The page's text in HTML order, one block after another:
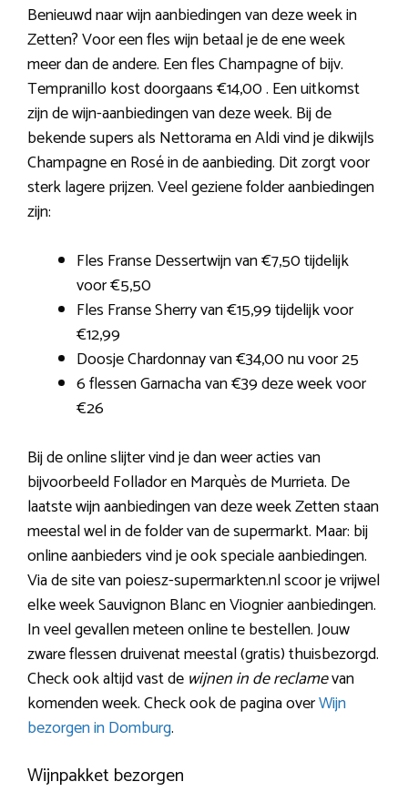
Benieuwd naar wijn aanbiedingen van deze week in
Zetten? Voor een fles wijn betaal je de ene week
meer dan de andere. Een fles Champagne of bijv.
Tempranillo kost doorgaans €14,00 . Een uitkomst
zijn de wijn-aanbiedingen van deze week. Bij de
bekende supers als Nettorama en Aldi vind je dikwijls
Champagne en Rosé in de aanbieding. Dit zorgt voor
sterk lagere prijzen. Veel geziene folder aanbiedingen
zijn:
Fles Franse Dessertwijn van €7,50 tijdelijk
voor €5,50
Fles Franse Sherry van €15,99 tijdelijk voor
€12,99
Doosje Chardonnay van €34,00 nu voor 25
6 flessen Garnacha van €39 deze week voor
€26
Bij de online slijter vind je dan weer acties van
bijvoorbeeld Follador en Marquès de Murrieta. De
laatste wijn aanbiedingen van deze week Zetten staan
meestal wel in de folder van de supermarkt. Maar: bij
online aanbieders vind je ook speciale aanbiedingen.
Via de site van poiesz-supermarkten.nl scoor je vrijwel
elke week Sauvignon Blanc en Viognier aanbiedingen.
In veel gevallen meteen online te bestellen. Jouw
zware flessen druivenat meestal (gratis) thuisbezorgd.
Check ook altijd vast de wijnen in de reclamevan
komenden week. Check ook de pagina overWijn
bezorgen in Domburg.
Wijnpakket bezorgen